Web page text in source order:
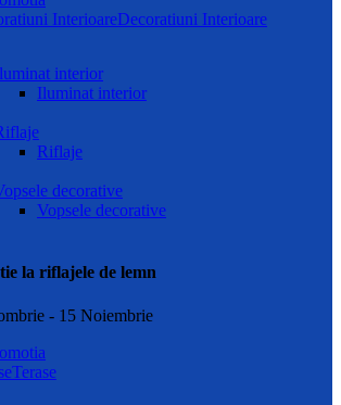
Decoratiuni Interioare
interior
Iluminat interior
Riflaje
decorative
Vopsele decorative
la riflajele de lemn
- 15 Noiembrie
Terase